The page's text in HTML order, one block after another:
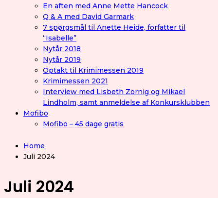
En aften med Anne Mette Hancock
Q & A med David Garmark
7 spørgsmål til Anette Heide, forfatter til
“Isabelle”
Nytår 2018
Nytår 2019
Optakt til Krimimessen 2019
Krimimessen 2021
Interview med Lisbeth Zornig og Mikael
Lindholm, samt anmeldelse af Konkursklubben
Mofibo
Mofibo – 45 dage gratis
Home
Juli 2024
Juli 2024